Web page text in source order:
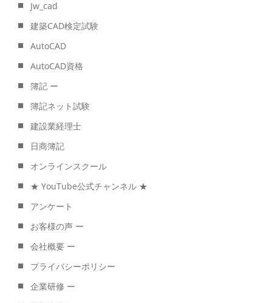
Jw_cad
建築CAD検定試験
AutoCAD
AutoCAD資格
簿記 ー
簿記ネット試験
建設業経理士
日商簿記
オンラインスクール
★ YouTube公式チャンネル ★
アンケート
お客様の声 ー
会社概要 ー
プライバシーポリシー
企業研修 ー